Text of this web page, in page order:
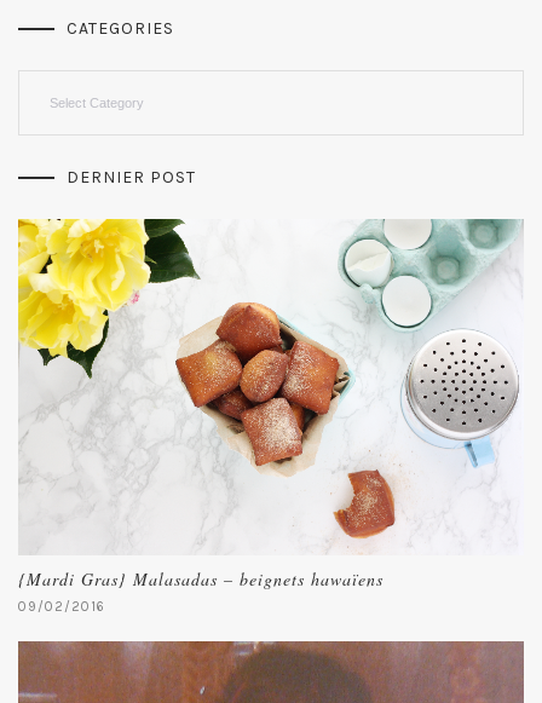
CATEGORIES
DERNIER POST
{Mardi Gras} Malasadas – beignets hawaïens
09/02/2016